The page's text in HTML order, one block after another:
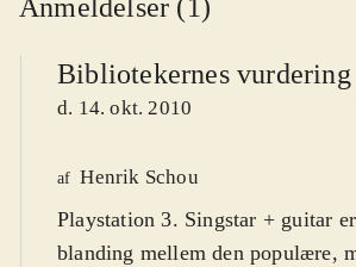
Anmeldelser (1)
Bibliotekernes vurdering
d. 14. okt. 2010
af Henrik Schou
Playstation 3. Singstar + guitar
blanding mellem den populære,